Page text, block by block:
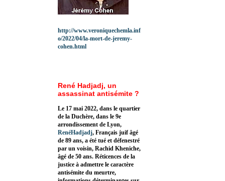
http://www.veroniquechemla.inf
o/2022/04/la-mort-de-jeremy-
cohen.html
René Hadjadj, un
assassinat antisémite ?
Le 17 mai 2022, dans le quartier
de la Duchère, dans le 9e
arrondissement de Lyon,
RenéHadjadj, Français juif âgé
de 89 ans, a été tué et défenestré
par un voisin, Rachid Kheniche,
âgé de 50 ans. Réticences de la
justice à admettre le caractère
antisémite du meurtre,